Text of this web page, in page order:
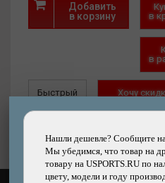
Нашли дешевле? Сообщите
Мы убедимся, что товар на
товару на USPORTS.RU по
цвету, модели и году
Добавить
в корзину
в
в
Быстрый
Хочу